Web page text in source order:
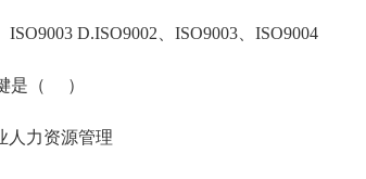
D.ISO9002、ISO9003、ISO9004
是（ ）
力资源管理